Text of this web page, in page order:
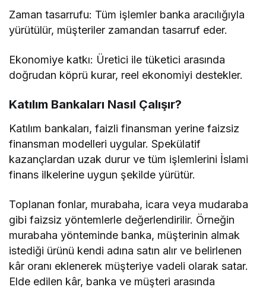
Zaman tasarrufu: Tüm işlemler banka aracılığıyla
yürütülür, müşteriler zamandan tasarruf eder.
Ekonomiye katkı: Üretici ile tüketici arasında
doğrudan köprü kurar, reel ekonomiyi destekler.
Katılım Bankaları Nasıl Çalışır?
Katılım bankaları, faizli finansman yerine faizsiz
finansman modelleri uygular. Spekülatif
kazançlardan uzak durur ve tüm işlemlerini İslami
finans ilkelerine uygun şekilde yürütür.
Toplanan fonlar, murabaha, icara veya mudaraba
gibi faizsiz yöntemlerle değerlendirilir. Örneğin
murabaha yönteminde banka, müşterinin almak
istediği ürünü kendi adına satın alır ve belirlenen
kâr oranı eklenerek müşteriye vadeli olarak satar.
Elde edilen kâr, banka ve müşteri arasında